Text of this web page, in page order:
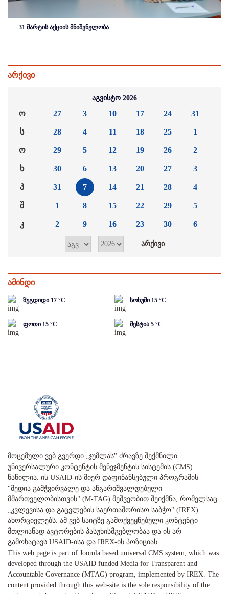
31 მარტის აქციის მნიშვნელობა
არქივი
აგვისტო 2026
ო
ს
ო
ხ
პ
შ
კ
27
28
29
30
31
1
2
3
4
5
6
7
8
9
10
11
12
13
14
15
16
17
18
19
20
21
22
23
24
25
26
27
28
29
30
31
1
2
3
4
5
6
ამინდი
ზუგდიდი 17 °C სოხუმი 15 °C
ფოთი 15 °C მესტია 5 °C
მოცემული ვებ გვერდი „ჯუმლას" ძრავზე შექმნილი
უნივერსალური კონტენტის მენეჯმენტის სისტემის (CMS)
ნაწილია. ის USAID-ის მიერ დაფინანსებული პროგრამის
"მედია გამჭვირვალე და ანგარიშვალდებული
მმართველობისთვის" (M-TAG) მეშვეობით შეიქმნა, რომელსაც
„კვლევისა და გაცვლების საერთაშორისო საბჭო" (IREX)
ახორციელებს. ამ ვებ საიტზე გამოქვეყნებული კონტენტი
მთლიანად ავტორების პასუხისმგებლობაა და ის არ
გამოხატავს USAID-ისა და IREX-ის პოზიციას.
This web page is part of Joomla based universal CMS system, which was
developed through the USAID funded Media for Transparent and
Accountable Governance (MTAG) program, implemented by IREX. The
content provided through this web-site is the sole responsibility of the